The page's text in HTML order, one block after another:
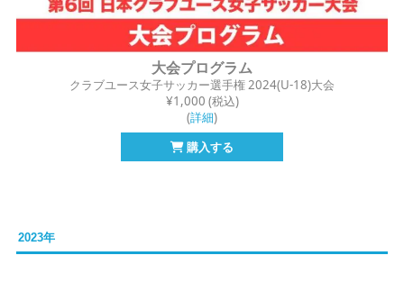
大会プログラム
クラブユース女子サッカー選手権 2024(U-18)大会
¥1,000 (税込)
(詳細)
購入する
2023年